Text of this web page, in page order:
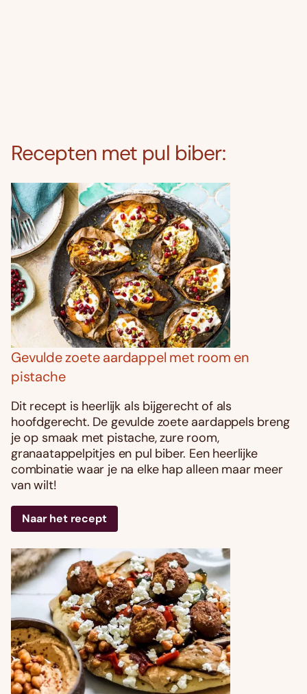
Recepten met pul biber:
Gevulde zoete aardappel met room en
pistache
Dit recept is heerlijk als bijgerecht of als
hoofdgerecht. De gevulde zoete aardappels breng
je op smaak met pistache, zure room,
granaatappelpitjes en pul biber. Een heerlijke
combinatie waar je na elke hap alleen maar meer
van wilt!
Naar het recept